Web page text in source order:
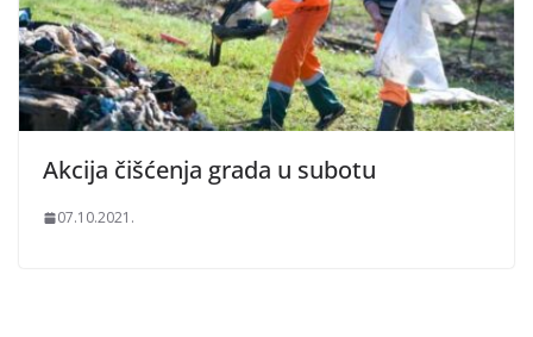
Akcija čišćenja grada u subotu
07.10.2021.